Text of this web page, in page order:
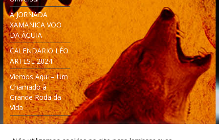
A JORNADA
XAMANICA VOO
DA ÁGUIA
CALENDARIO LÉO
ARTESE 2024
Viemos Aqui – Um
Chamado à
Grande Roda da
Vida